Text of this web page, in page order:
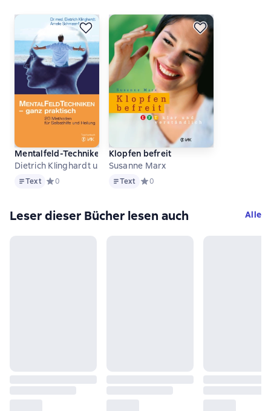
Mentalfeld-Techniken - ganz praktisch
Dietrich Klinghardt u.a.
TextText Средний рейтинг 0 на основе 0 оценок
0
Klopfen befreit
Susanne Marx
TextText Средний рейтинг 0 на основе 0
0
Leser dieser Bücher lesen auch Alle